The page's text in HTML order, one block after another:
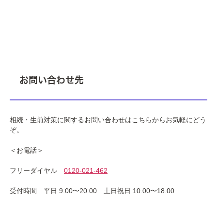
お問い合わせ先
相続・生前対策に関するお問い合わせはこちらからお気軽にどう
ぞ。
＜お電話＞
フリーダイヤル 0120-021-462
受付時間 平日 9:00〜20:00 土日祝日 10:00〜18:00